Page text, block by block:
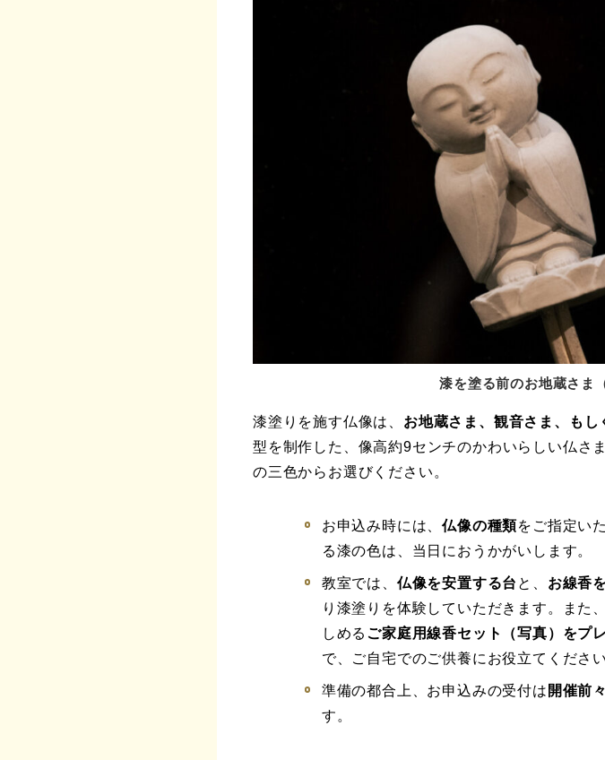
漆を塗る前のお地蔵さま
漆塗りを施す仏像は、 お地蔵さま、観音さま、もし
型を制作した、像高約9センチのかわいらしい仏さ
の三色からお選びください。
お申込み時には、仏像の種類をご指定い
る漆の色は、当日におうかがいします。
教室では、 仏像を安置する台 と、 お線香
り漆塗りを体験していただきます。また
しめる ご家庭用線香セット（写真）をプ
で、ご自宅でのご供養にお役立てください
準備の都合上、お申込みの受付は 開催前
す。